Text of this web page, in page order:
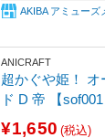
AKIBA アミューズ
ANICRAFT
超かぐや姫！
ド D 帝 【sof001
¥1,650 (税込)